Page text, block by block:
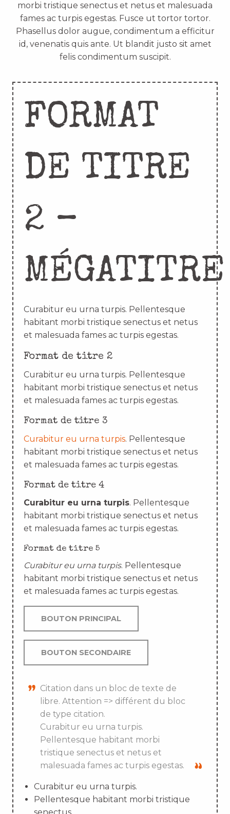
morbi tristique senectus et netus et malesuada
fames ac turpis egestas. Fusce ut tortor tortor.
Phasellus dolor augue, condimentum a efficitur
id, venenatis quis ante. Ut blandit justo sit amet
felis condimentum suscipit.
FORMAT
DE TITRE
2 –
MÉGATITRE
Curabitur eu urna turpis. Pellentesque
habitant morbi tristique senectus et netus
et malesuada fames ac turpis egestas.
Format de titre 2
Curabitur eu urna turpis. Pellentesque
habitant morbi tristique senectus et netus
et malesuada fames ac turpis egestas.
Format de titre 3
Curabitur eu urna turpis. Pellentesque
habitant morbi tristique senectus et netus
et malesuada fames ac turpis egestas.
Format de titre 4
Curabitur eu urna turpis. Pellentesque
habitant morbi tristique senectus et netus
et malesuada fames ac turpis egestas.
Format de titre 5
Curabitur eu urna turpis. Pellentesque
habitant morbi tristique senectus et netus
et malesuada fames ac turpis egestas.
BOUTON PRINCIPAL
BOUTON SECONDAIRE
Citation dans un bloc de texte de
libre. Attention => différent du bloc
de type citation.
Curabitur eu urna turpis.
Pellentesque habitant morbi
tristique senectus et netus et
malesuada fames ac turpis egestas.
Curabitur eu urna turpis.
Pellentesque habitant morbi tristique